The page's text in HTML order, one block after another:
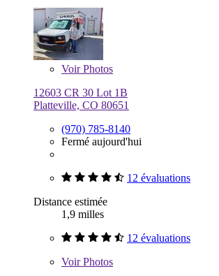
VoirPhotos
12603 CR 30 Lot 1B
Platteville, CO 80651
(970) 785-8140
Fermé aujourd'hui
12 évaluations
Distance estimée
1,9 milles
12 évaluations
VoirPhotos